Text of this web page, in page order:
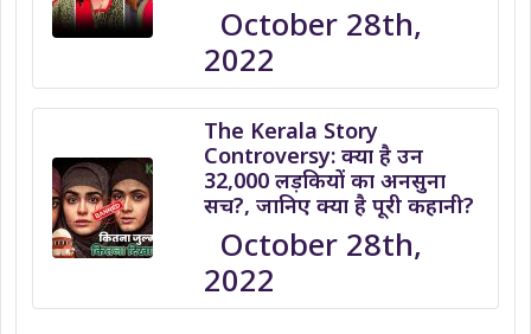
October 28th,
2022
The Kerala Story
Controversy: क्या है उन
32,000 लड़कियों का अनसुना
सच?, जानिए क्या है पूरी कहानी?
October 28th,
2022